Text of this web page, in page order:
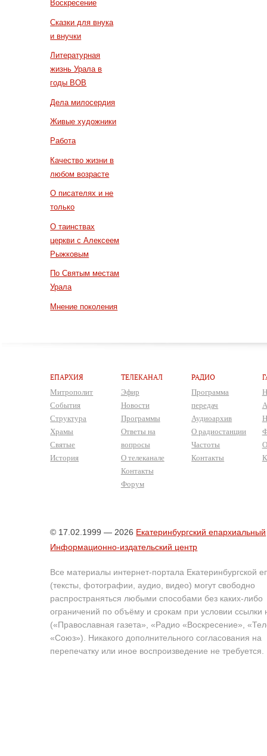
Воскресение
Сказки для внука
и внучки
Литературная
жизнь Урала в
годы ВОВ
Дела милосердия
Живые художники
Работа
Качество жизни в
любом возрасте
О писателях и не
только
О таинствах
церкви с Алексеем
Рыжковым
По Святым местам
Урала
Мнение поколения
ЕПАРХИЯ
Митрополит
События
Структура
Храмы
Святые
История
ТЕЛЕКАНАЛ
Эфир
Новости
Программы
Ответы на
вопросы
О телеканале
Контакты
Форум
РАДИО
Программа
передач
Аудиоархив
О радиостанции
Частоты
Контакты
© 17.02.1999 — 2026 Екатеринбургский епархиальный
Информационно-издательский центр
Все материалы интернет-портала Екатеринбургской
(тексты, фотографии, аудио, видео) могут свободно
распространяться любыми способами без каких-либо
ограничений по объёму и срокам при условии ссылки
(«Православная газета», «Радио «Воскресение»,
«Союз»). Никакого дополнительного согласования на
перепечатку или иное воспроизведение не требуется.